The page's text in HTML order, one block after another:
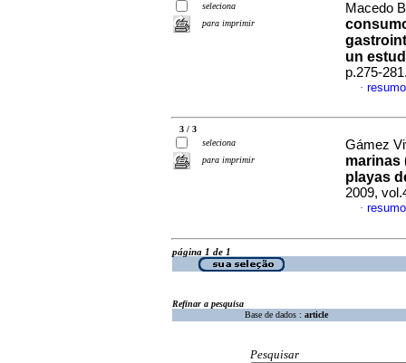
seleciona
para imprimir
Macedo
un
p.275-
·
3 / 3
seleciona
para imprimir
Gámez
marinas
playas
2009,
·
página 1 de 1
Refinar a pesquisa
Base de dados : article
Pesquisar